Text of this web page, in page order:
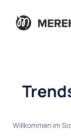
Willkommen im